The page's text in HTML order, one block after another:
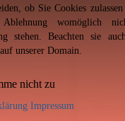
ob Sie Cookies
womöglich
stehen. Beachten sie
unserer Domain.
nicht zu
Impressum